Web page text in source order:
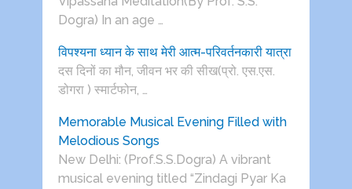
Dogra) In an age …
विपश्यना ध्यान के साथ मेरी आत्म-परिवर्तनकारी यात्रा
दस दिनों का मौन, जीवन भर की सीख(प्रो. एस.एस.
डोगरा ) स्मार्टफोन, …
Memorable Musical Evening Filled with
Melodious Songs
New Delhi: (Prof.S.S.Dogra) A vibrant
musical evening titled “Zindagi Pyar Ka